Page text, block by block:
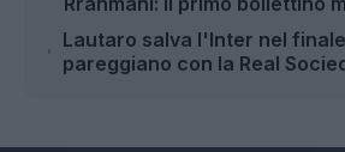
Lautaro salva l'Inter nel
pareggiano con la Real